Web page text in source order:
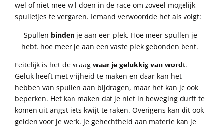
wel of niet mee wil doen in de race om zoveel mogelijk
spulletjes te vergaren. Iemand verwoordde het als volgt:
Spullen binden je aan een plek. Hoe meer spullen je
hebt, hoe meer je aan een vaste plek gebonden bent.
Feitelijk is het de vraag waar je gelukkig van wordt.
Geluk heeft met vrijheid te maken en daar kan het
hebben van spullen aan bijdragen, maar het kan je ook
beperken. Het kan maken dat je niet in beweging durft te
komen uit angst iets kwijt te raken. Overigens kan dit ook
gelden voor je werk. Je gehechtheid aan materie kan je